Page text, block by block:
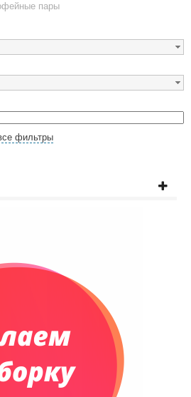
пары
ежедневники
недатированные
книжки
и ноутбуков
фильтры